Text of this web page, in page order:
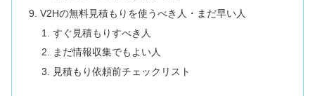
V2Hの無料見積もりを使うべき人・まだ早い人
すぐ見積もりすべき人
まだ情報収集でもよい人
見積もり依頼前チェックリスト